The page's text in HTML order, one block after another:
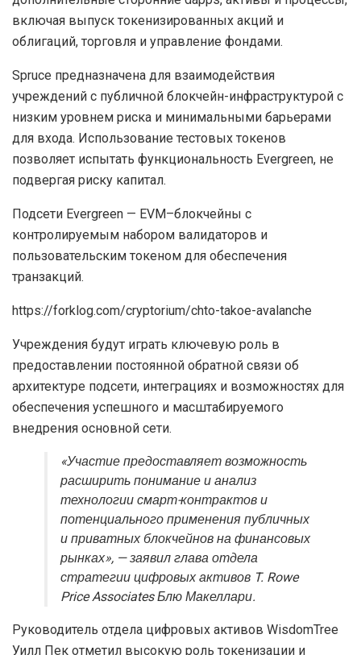
включая выпуск токенизированных акций и
облигаций, торговля и управление фондами.
Spruce предназначена для взаимодействия
учреждений с публичной блокчейн-инфраструктурой с
низким уровнем риска и минимальными барьерами
для входа. Использование тестовых токенов
позволяет испытать функциональность Evergreen, не
подвергая риску капитал.
Подсети Evergreen — EVM–блокчейны с
контролируемым набором валидаторов и
пользовательским токеном для обеспечения
транзакций.
https://forklog.com/cryptorium/chto-takoe-avalanche
Учреждения будут играть ключевую роль в
предоставлении постоянной обратной связи об
архитектуре подсети, интеграциях и возможностях для
обеспечения успешного и масштабируемого
внедрения основной сети.
«Участие предоставляет возможность
расширить понимание и анализ
технологии смарт-контрактов и
потенциального применения публичных
и приватных блокчейнов на финансовых
рынках», — заявил глава отдела
стратегии цифровых активов T. Rowe
Price Associates Блю Макеллари.
Руководитель отдела цифровых активов WisdomTree
Уилл Пек отметил высокую роль токенизации и